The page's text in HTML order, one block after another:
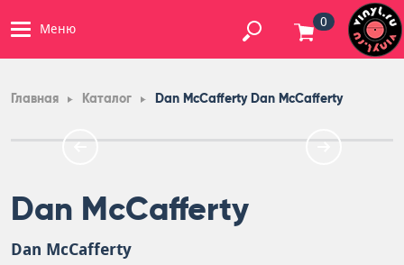
Меню 0
Главная Каталог Dan McCafferty Dan McCafferty
Dan McCafferty
Dan McCafferty